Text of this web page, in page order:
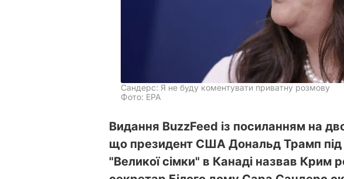
Сандерс: Я не буду коментувати приватну розмову
Фото: EPA
Видання BuzzFeed із посиланням на
що президент США Дональд Трамп під
"Великої сімки" в Канаді назвав Крим